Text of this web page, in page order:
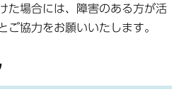
た場合には、障害のある方が活
ご協力をお願いいたします。